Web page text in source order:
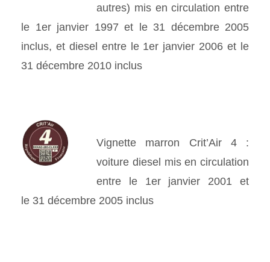
autres) mis en circulation entre
le 1er janvier 1997 et le 31 décembre 2005
inclus, et diesel entre le 1er janvier 2006 et le
31 décembre 2010 inclus
Vignette marron Crit’Air 4 :
voiture diesel mis en circulation
entre le 1er janvier 2001 et
le 31 décembre 2005 inclus